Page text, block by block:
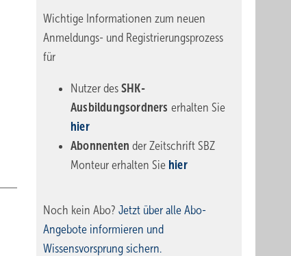
Wichtige Informationen zum neuen
Anmeldungs- und Registrierungsprozess
für
Nutzer des SHK-
Ausbildungsordners erhalten Sie
hier
Abonnentender Zeitschrift SBZ
Monteur erhalten Sie hier
Noch kein Abo? Jetzt über alle Abo-
Angebote informieren und
Wissensvorsprung sichern.